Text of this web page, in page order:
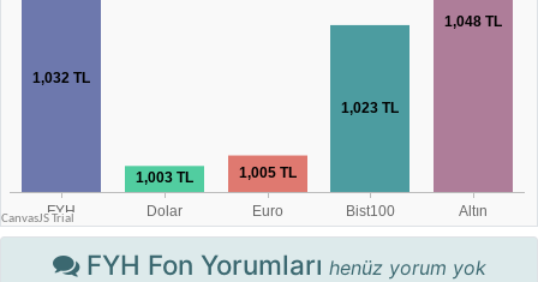
FYH Fon Yorumları henüz yorum yok